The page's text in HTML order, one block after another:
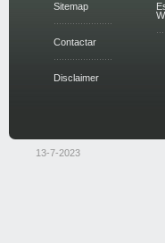
Sitemap
Contactar
Disclaimer
13-7-2023